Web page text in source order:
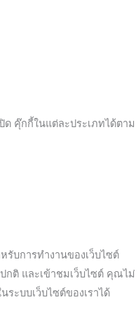
คุ๊กกี้ในแต่ละประเภทได้ตาม
รับการทำงานของเว็บไซต์
กติ และเข้าชมเว็บไซต์ คุณไม่
ะบบเว็บไซต์ของเราได้